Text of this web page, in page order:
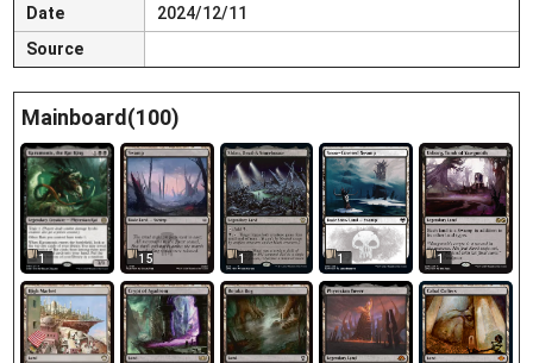
Date
2024/12/11
Source
Mainboard(100)
1 15 1 1 1